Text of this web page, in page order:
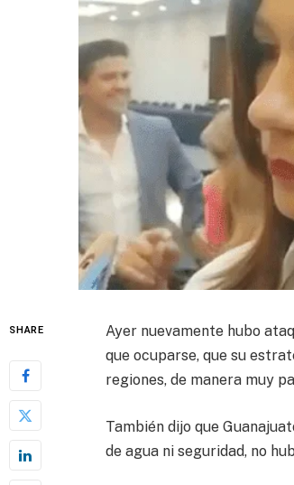
SHARE
Ayer nuevamente hubo
que ocuparse, que su
regiones, de manera muy
También dijo que
de agua ni seguridad, no